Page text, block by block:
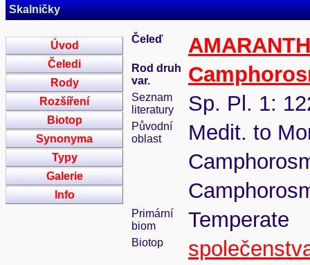
Skalničky
Úvod
Čeledi
Rody
Rozšíření
Biotop
Synonyma
Typy
Galerie
Info
Čeleď
Rod druh
var.
Seznam
literatury
Sp. Pl. 1:
Původní
oblast
Medit. to
Primární
biom
Temperate
Biotop